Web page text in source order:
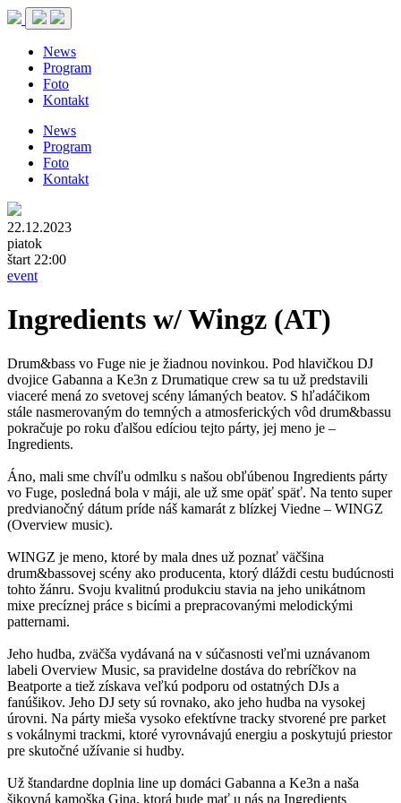
News
Program
Foto
Kontakt
News
Program
Foto
Kontakt
22.12.2023
piatok
štart 22:00
event
Ingredients w/ Wingz (AT)
Drum&bass vo Fuge nie je žiadnou novinkou. Pod hlavičkou DJ
dvojice Gabanna a Ke3n z Drumatique crew sa tu už predstavili
viaceré mená zo svetovej scény lámaných beatov. S hľadáčikom
stále nasmerovaným do temných a atmosferických vôd drum&bassu
pokračuje po roku ďalšou edíciou tejto párty, jej meno je –
Ingredients.
Áno, mali sme chvíľu odmlku s našou obľúbenou Ingredients párty
vo Fuge, posledná bola v máji, ale už sme opäť späť. Na tento super
predvianočný dátum príde náš kamarát z blízkej Viedne – WINGZ
(Overview music).
WINGZ je meno, ktoré by mala dnes už poznať väčšina
drum&bassovej scény ako producenta, ktorý dláždi cestu budúcnosti
tohto žánru. Svoju kvalitnú produkciu stavia na jeho unikátnom
mixe precíznej práce s bicími a prepracovanými melodickými
patternami.
Jeho hudba, zväčša vydávaná na v súčasnosti veľmi uznávanom
labeli Overview Music, sa pravidelne dostáva do rebríčkov na
Beatporte a tiež získava veľkú podporu od ostatných DJs a
fanúšikov. Jeho DJ sety sú rovnako, ako jeho hudba na vysokej
úrovni. Na párty mieša vysoko efektívne tracky stvorené pre parket
s vokálnymi trackmi, ktoré vyrovnávajú energiu a poskytujú priestor
pre skutočné užívanie si hudby.
Už štandardne doplnia line up domáci Gabanna a Ke3n a naša
šikovná kamoška Gina, ktorá bude mať u nás na Ingredients